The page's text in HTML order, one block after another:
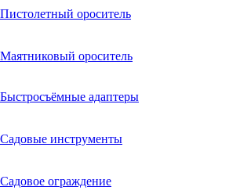
Пистолетный ороситель
Маятниковый ороситель
Быстросъёмные адаптеры
Садовые инструменты
Садовое ограждение